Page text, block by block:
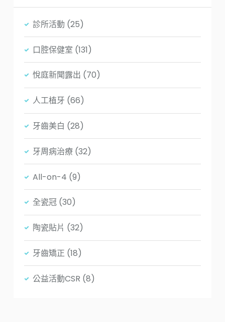
診所活動 (25)
口腔保健室 (131)
悅庭新聞露出 (70)
人工植牙 (66)
牙齒美白 (28)
牙周病治療 (32)
All-on-4 (9)
全瓷冠 (30)
陶瓷貼片 (32)
牙齒矯正 (18)
公益活動CSR (8)